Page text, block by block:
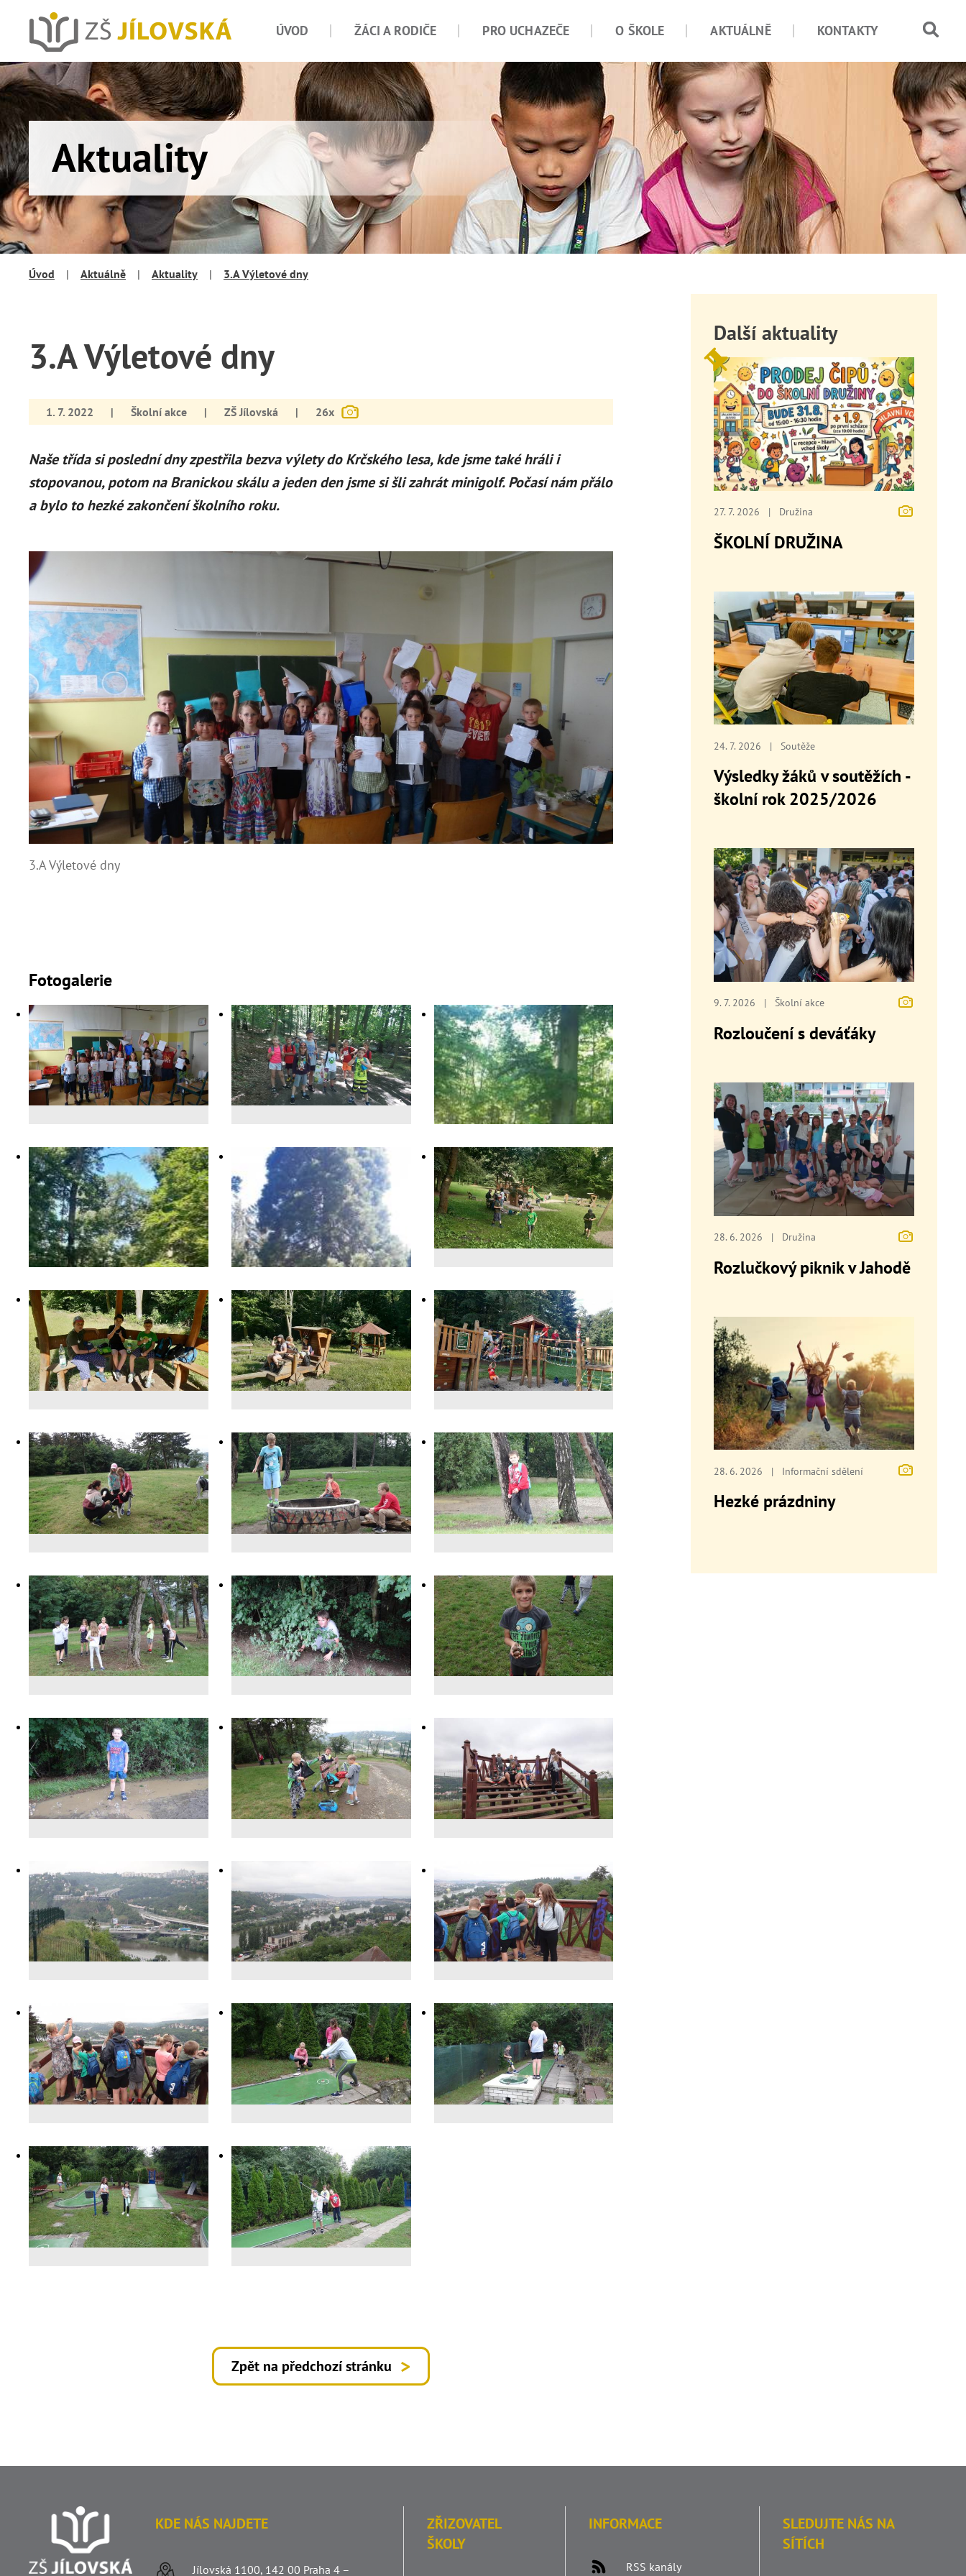
ÚVOD ŽÁCI A RODIČE PRO UCHAZEČE O ŠKOLE AKTUÁLNĚ KONTAKTY
Aktuality
Úvod | Aktuálně | Aktuality | 3.A Výletové dny
3.A Výletové dny
1. 7. 2022 | Školní akce | ZŠ Jílovská | 26x
Naše třída si poslední dny zpestřila bezva výlety do Krčského lesa, kde jsme také hráli i
stopovanou, potom na Branickou skálu a jeden den jsme si šli zahrát minigolf. Počasí nám přálo
a bylo to hezké zakončení školního roku.
3.A Výletové dny
Fotogalerie
Zpět na předchozí stránku
Další aktuality
27. 7. 2026 | Družina
ŠKOLNÍ DRUŽINA
24. 7. 2026 | Soutěže
Výsledky žáků v soutěžích -
školní rok 2025/2026
9. 7. 2026 | Školní akce
Rozloučení s deváťáky
28. 6. 2026 | Družina
Rozlučkový piknik v Jahodě
28. 6. 2026 | Informační sdělení
Hezké prázdniny
KDE NÁS NAJDETE
Jílovská 1100, 142 00 Praha 4 –
ZŘIZOVATEL
ŠKOLY
INFORMACE
RSS kanály
SLEDUJTE NÁS NA
SÍTÍCH